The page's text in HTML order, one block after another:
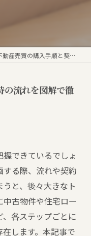
産売買の購入手順と契約時の流れを図解で徹底解説
の流れを図解で徹
できているでしょ
する際、流れや契約
と、後々大きなト
古物件や住宅ロー
各ステップごとに
します。本記事で